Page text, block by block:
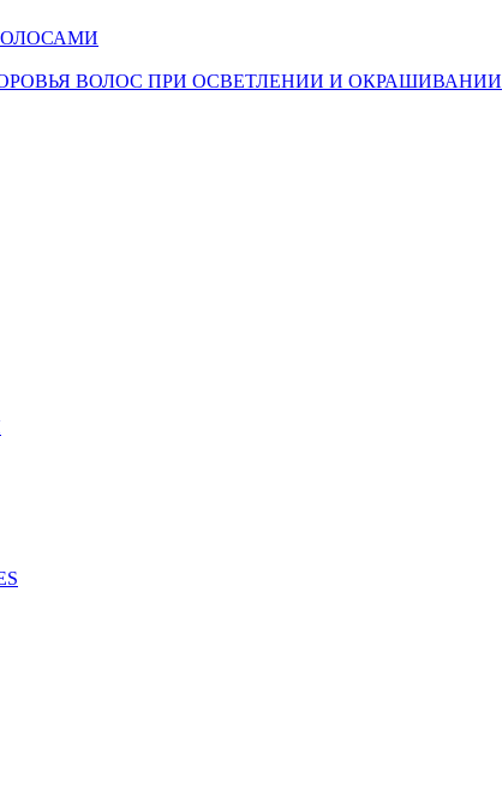
ВОЛОС ПРИ ОСВЕТЛЕНИИ И ОКРАШИВАНИИ